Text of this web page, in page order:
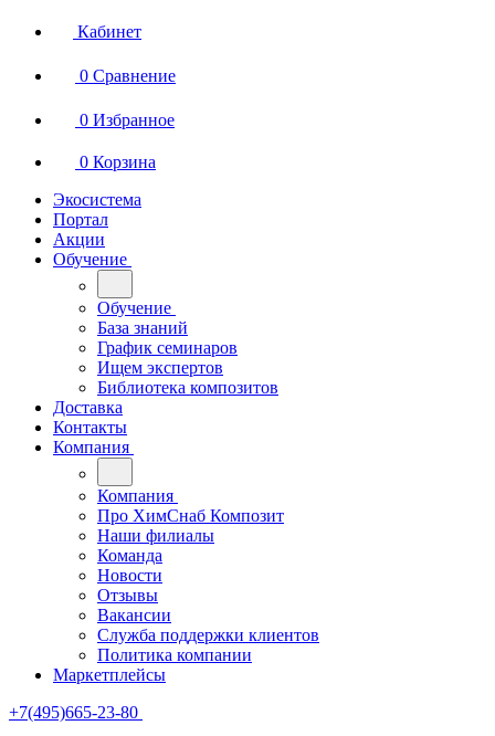
Кабинет
0 Сравнение
0 Избранное
0 Корзина
Экосистема
Портал
Акции
Обучение
Обучение
База знаний
График семинаров
Ищем экспертов
Библиотека композитов
Доставка
Контакты
Компания
Компания
Про ХимСнаб Композит
Наши филиалы
Команда
Новости
Отзывы
Вакансии
Служба поддержки клиентов
Политика компании
Маркетплейсы
+7(495)665-23-80